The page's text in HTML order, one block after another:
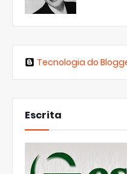
Tecnologia do
Escrita